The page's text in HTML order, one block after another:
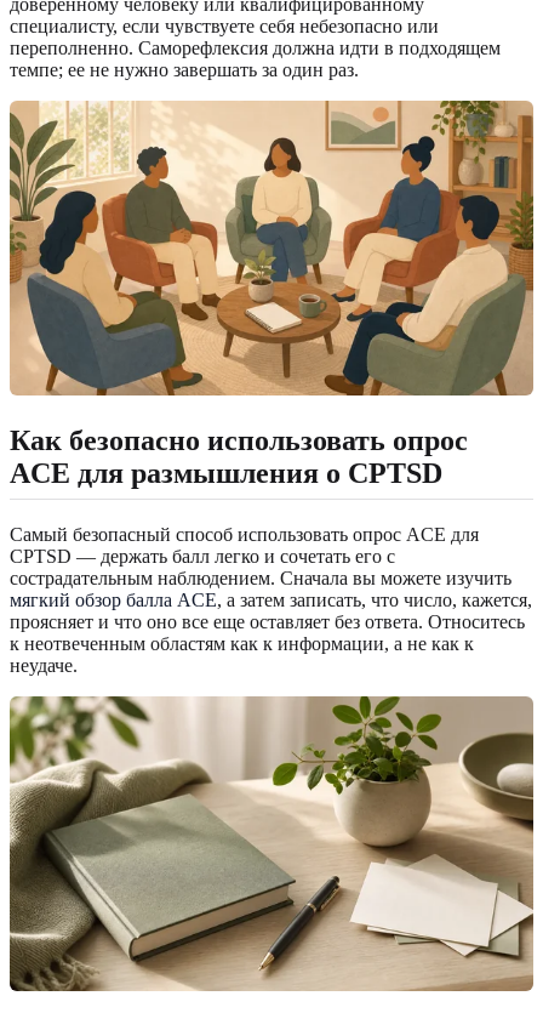
доверенному человеку или квалифицированному
специалисту, если чувствуете себя небезопасно или
переполненно. Саморефлексия должна идти в подходящем
темпе; ее не нужно завершать за один раз.
Как безопасно использовать опрос
ACE для размышления о CPTSD
Самый безопасный способ использовать опрос ACE для
CPTSD — держать балл легко и сочетать его с
сострадательным наблюдением. Сначала вы можете изучить
мягкий обзор балла ACE, а затем записать, что число, кажется,
проясняет и что оно все еще оставляет без ответа. Относитесь
к неотвеченным областям как к информации, а не как к
неудаче.